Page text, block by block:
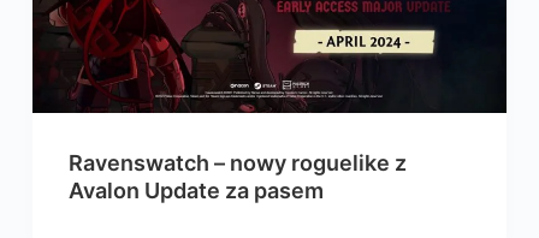
Ravenswatch – nowy roguelike z
Avalon Update za pasem